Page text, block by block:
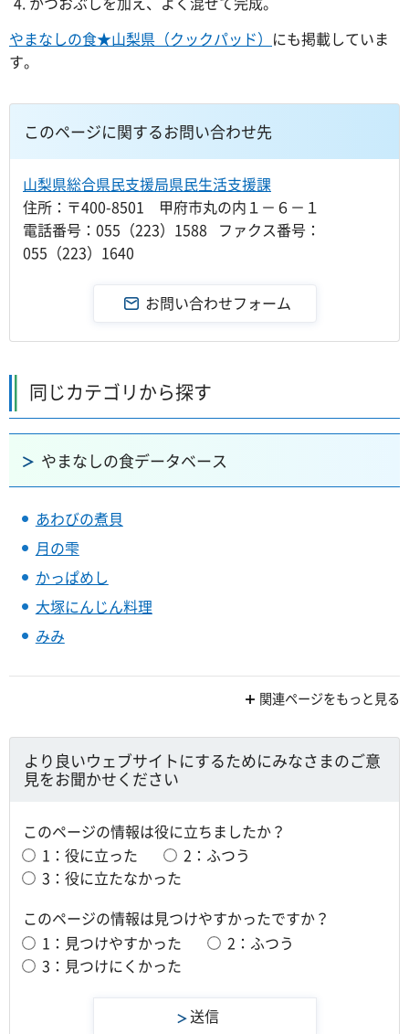
やまなしの食★山梨県（クックパッド） にも掲載していま
す。
このページに関するお問い合わせ先
山梨県総合県民支援局県民生活支援課
住所：〒400-8501 甲府市丸の内１－６－１
電話番号：055（223）1588 ファクス番号：
055（223）1640
同じカテゴリから探す
やまなしの食データベース
あわびの煮貝
月の雫
かっぱめし
大塚にんじん料理
みみ
関連ページをもっと見る
より良いウェブサイトにするためにみなさまのご意
見をお聞かせください
このページの情報は役に立ちましたか？
1：役に立った
2：ふつう
3：役に立たなかった
このページの情報は見つけやすかったですか？
1：見つけやすかった
2：ふつう
3：見つけにくかった